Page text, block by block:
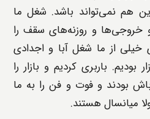
هم نمی‌تواند باشد. شغل ما
و روزنه‌های سقف را
خیلی از ما شغل آبا و اجدادی
باربری کردیم و بازار را
بودند و فوت و فن را به ما
میانسال هستند.